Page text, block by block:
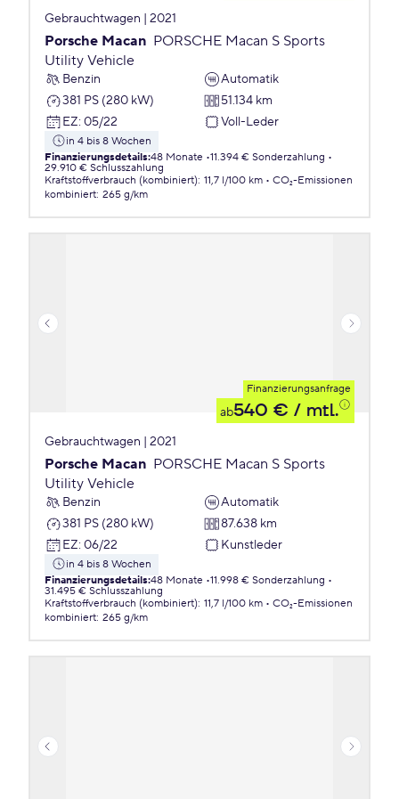
Gebrauchtwagen | 2021
Porsche Macan PORSCHE Macan S Sports
Utility Vehicle
Benzin
Automatik
381 PS (280 kW)
51.134 km
EZ: 05/22 Voll-Leder
in 4 bis 8 Wochen
Finanzierungsdetails:48 Monate 11.394 € Sonderzahlung
29.910 € Schlusszahlung
Kraftstoffverbrauch (kombiniert): 11,7 l/100 km
CO₂-Emissionen
kombiniert: 265 g/km
Finanzierungsanfrage
ab540 € / mtl.
Gebrauchtwagen | 2021
Porsche Macan PORSCHE Macan S Sports
Utility Vehicle
Benzin
Automatik
381 PS (280 kW)
87.638 km
EZ: 06/22 Kunstleder
in 4 bis 8 Wochen
Finanzierungsdetails:48 Monate 11.998 € Sonderzahlung
31.495 € Schlusszahlung
Kraftstoffverbrauch (kombiniert): 11,7 l/100 km
CO₂-Emissionen
kombiniert: 265 g/km